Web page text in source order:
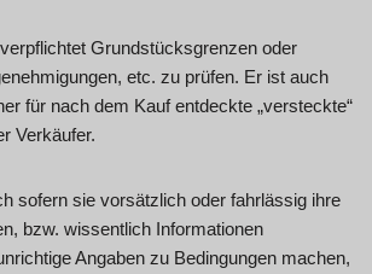
Grundstücksgrenzen oder
etc. zu prüfen. Er ist auch
für nach dem Kauf entdeckte „versteckte“
Verkäufer.
sofern sie vorsätzlich oder fahrlässig ihre
bzw. wissentlich Informationen
Angaben zu Bedingungen machen,